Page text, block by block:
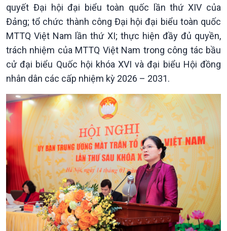
Chính trị
Tin Chính trị
Chính phủ với người dân
Quốc hội với cử tri
Xây dựng đảng
Đảng trong cuộc sống
Thế giới
Tin thế giới
Vấn đề quốc tế
Hồ sơ sự kiện quốc tế
Thế giới & Việt Nam
Biên cương - Một dải vững
quyết Đại hội đại biểu toàn quốc lần thứ XIV của
Đảng; tổ chức thành công Đại hội đại biểu toàn quốc
MTTQ Việt Nam lần thứ XI; thực hiện đầy đủ quyền,
trách nhiệm của MTTQ Việt Nam trong công tác bầu
cử đại biểu Quốc hội khóa XVI và đại biểu Hội đồng
nhân dân các cấp nhiệm kỳ 2026 – 2031.